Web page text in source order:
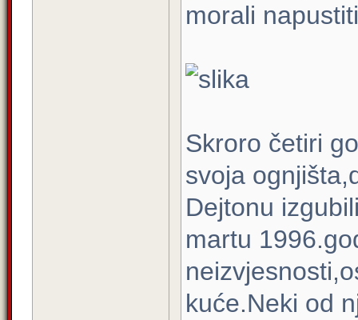
morali
Skroro četiri
svoja
Dejtonu
martu
kuće.Neki od